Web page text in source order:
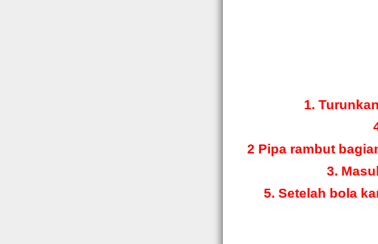
1.
2 Pipa rambut
3.
5. Setelah bola